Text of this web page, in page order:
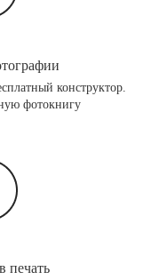
конструктор.
фотокнигу
печать